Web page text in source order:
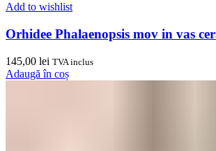
Add to wishlist
Orhidee Phalaenopsis mov in vas
145,00 lei TVA inclus
Adaugă în coș